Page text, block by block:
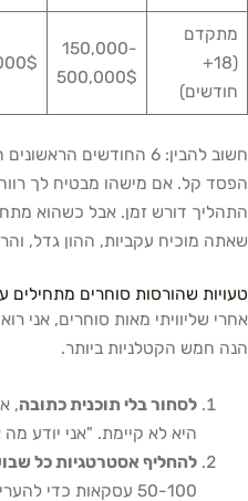
מתקדם
(18+
חודשים)
150,000-
500,000$
חשוב להבין: 6 החודשים
הפסד קל. אם מישהו מבטיח לך
התהליך דורש זמן. אבל כשהוא
שאתה מוכיח עקביות, ההון גדל,
טעויות שהורסות סוחרים מתחילים
אחרי שליוויתי מאות סוחרים, אני
הנה חמש הקטלניות ביותר.
לסחור בלי תוכנית כתובה,
היא לא קיימת. "אני יודע
להחליף אסטרטגיות כל
50-100 עסקאות כדי